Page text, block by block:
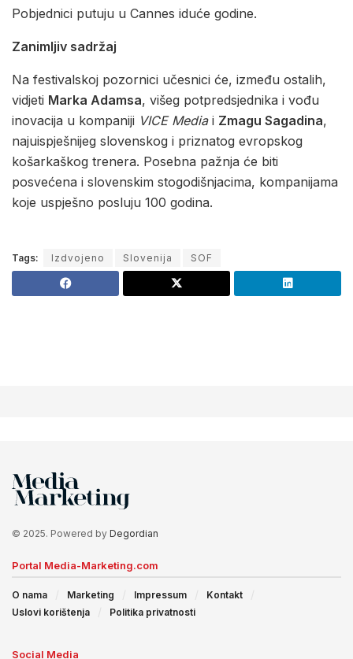
Pobjednici putuju u Cannes iduće godine.
Zanimljiv sadržaj
Na festivalskoj pozornici učesnici će, između ostalih,
vidjeti Marka Adamsa, višeg potpredsjednika i vođu
inovacija u kompaniji VICE Mediai Zmagu Sagadina,
najuispješnijeg slovenskog i priznatog evropskog
košarkaškog trenera. Posebna pažnja će biti
posvećena i slovenskim stogodišnjacima, kompanijama
koje uspješno posluju 100 godina.
Tags: Izdvojeno Slovenija SOF
© 2025. Powered by Degordian
Portal Media-Marketing.com
O nama Marketing Impressum
Kontakt
Uslovi korištenja
Politika privatnosti
Social Media